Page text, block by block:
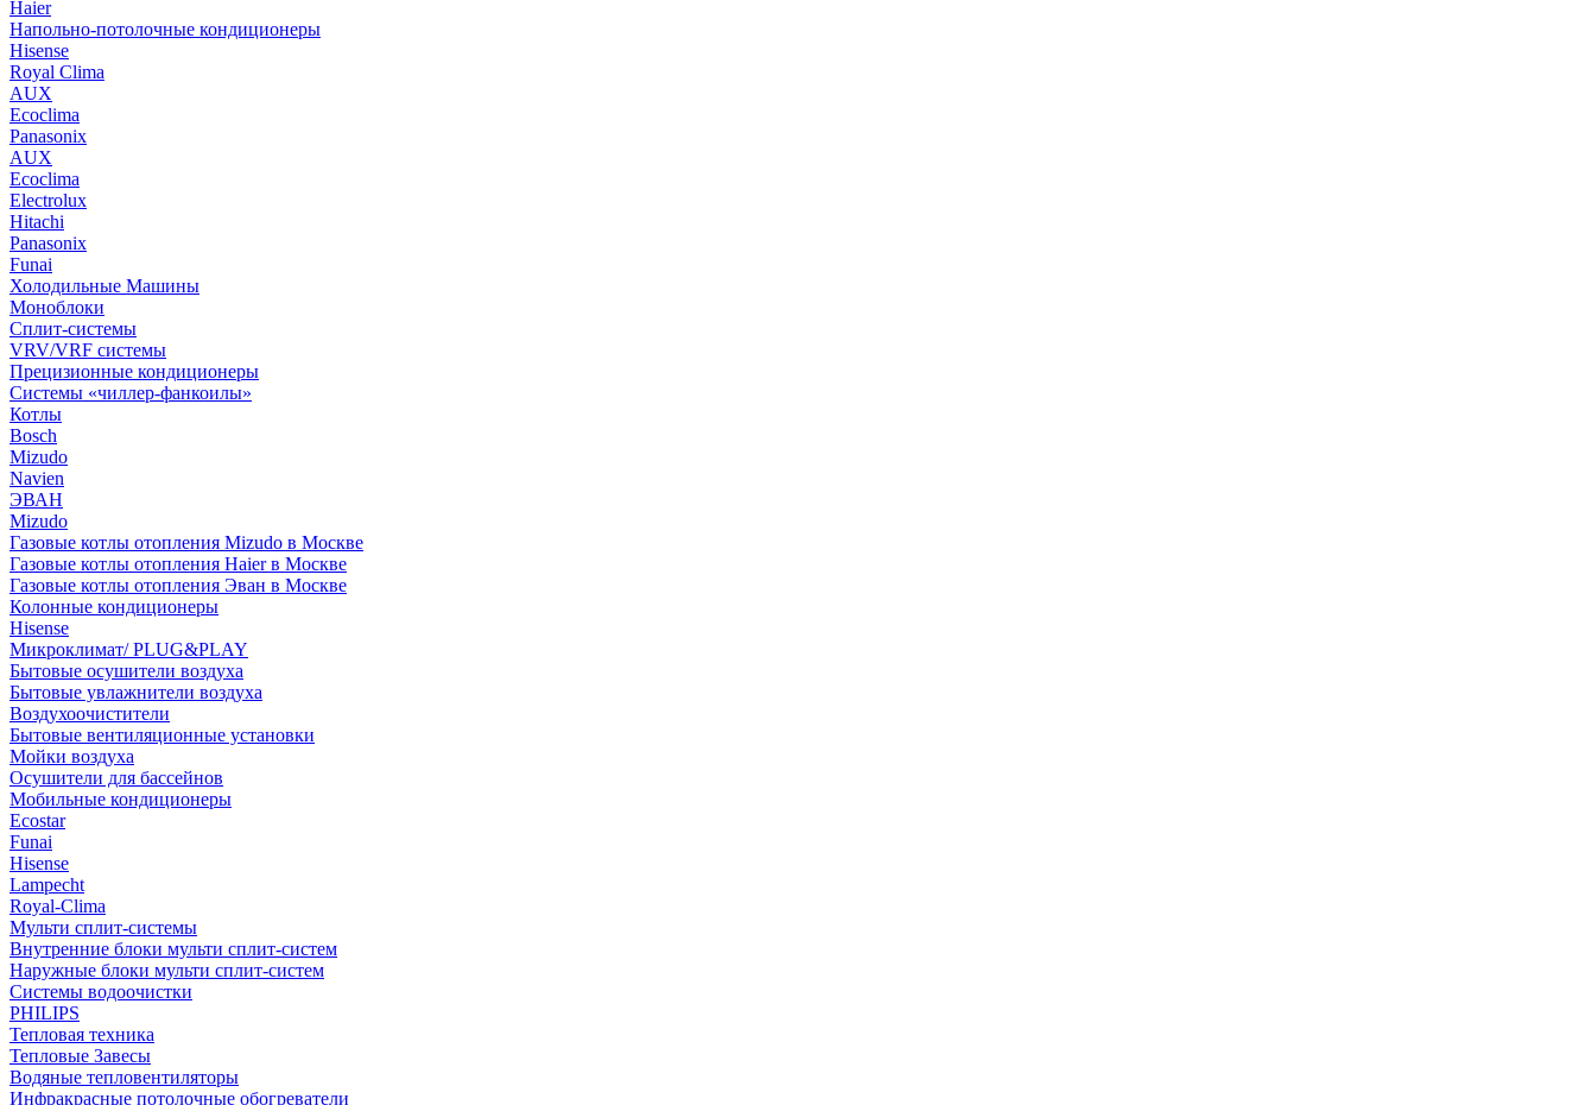
Haier
Напольно-потолочные кондиционеры
Hisense
Royal Clima
AUX
Ecoclima
Panasonix
AUX
Ecoclima
Electrolux
Hitachi
Panasonix
Funai
Холодильные Машины
Моноблоки
Сплит-системы
VRV/VRF системы
Прецизионные кондиционеры
Системы «чиллер-фанкоилы»
Котлы
Bosch
Mizudo
Navien
ЭВАН
Mizudo
Газовые котлы отопления Mizudo в Москве
Газовые котлы отопления Haier в Москве
Газовые котлы отопления Эван в Москве
Колонные кондиционеры
Hisense
Микроклимат/ PLUG&PLAY
Бытовые осушители воздуха
Бытовые увлажнители воздуха
Воздухоочистители
Бытовые вентиляционные установки
Мойки воздуха
Осушители для бассейнов
Мобильные кондиционеры
Ecostar
Funai
Hisense
Lampecht
Royal-Clima
Мульти сплит-системы
Внутренние блоки мульти сплит-систем
Наружные блоки мульти сплит-систем
Системы водоочистки
PHILIPS
Тепловая техника
Тепловые Завесы
Водяные тепловентиляторы
Инфракрасные потолочные обогреватели